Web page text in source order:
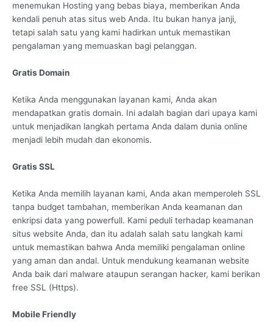
menemukan Hosting yang bebas biaya, memberikan Anda
kendali penuh atas situs web Anda. Itu bukan hanya janji,
tetapi salah satu yang kami hadirkan untuk memastikan
pengalaman yang memuaskan bagi pelanggan.
Gratis Domain
Ketika Anda menggunakan layanan kami, Anda akan
mendapatkan gratis domain. Ini adalah bagian dari upaya kami
untuk menjadikan langkah pertama Anda dalam dunia online
menjadi lebih mudah dan ekonomis.
Gratis SSL
Ketika Anda memilih layanan kami, Anda akan memperoleh SSL
tanpa budget tambahan, memberikan Anda keamanan dan
enkripsi data yang powerfull. Kami peduli terhadap keamanan
situs website Anda, dan itu adalah salah satu langkah kami
untuk memastikan bahwa Anda memiliki pengalaman online
yang aman dan andal. Untuk mendukung keamanan website
Anda baik dari malware ataupun serangan hacker, kami berikan
free SSL (Https).
Mobile Friendly